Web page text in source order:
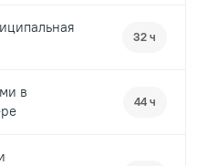
32 ч
в
44 ч